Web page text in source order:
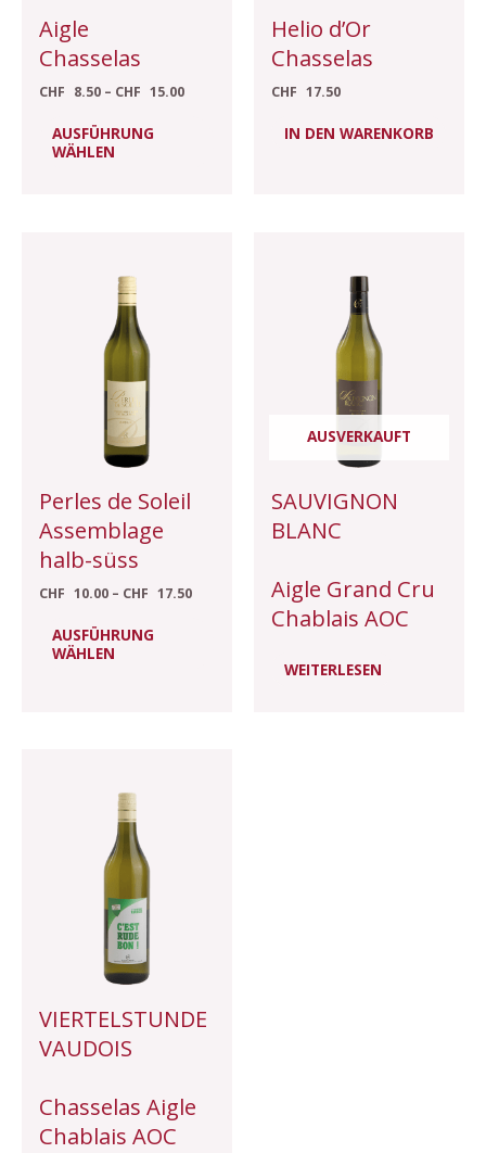
Aigle
Chasselas
CHF 8.50 – CHF 15.00
AUSFÜHRUNG
WÄHLEN
Produktseite
Helio d’Or
Chasselas
CHF 17.50
IN DEN WARENKORB
Perles de Soleil
Assemblage
halb-süss
CHF 10.00 – CHF 17.50
AUSFÜHRUNG
WÄHLEN
Produktseite
AUSVERKAUFT
SAUVIGNON
BLANC
Aigle Grand Cru
Chablais AOC
WEITERLESEN
VIERTELSTUNDE
VAUDOIS
Chasselas Aigle
Chablais AOC